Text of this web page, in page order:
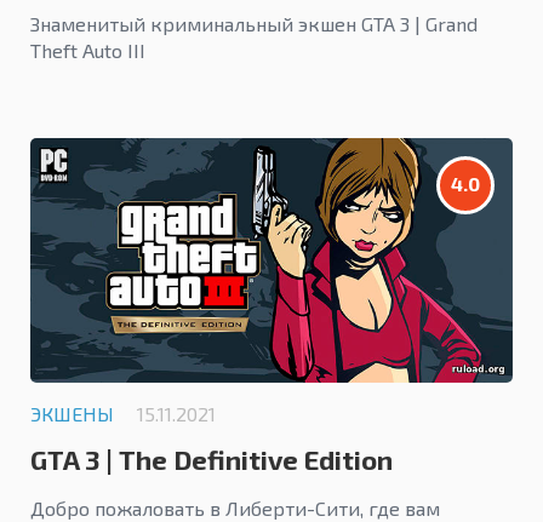
Знаменитый криминальный экшен GTA 3 | Grand
Theft Auto III
4.0
ЭКШЕНЫ 15.11.2021
GTA 3 | The Definitive Edition
Добро пожаловать в Либерти-Сити, где вам